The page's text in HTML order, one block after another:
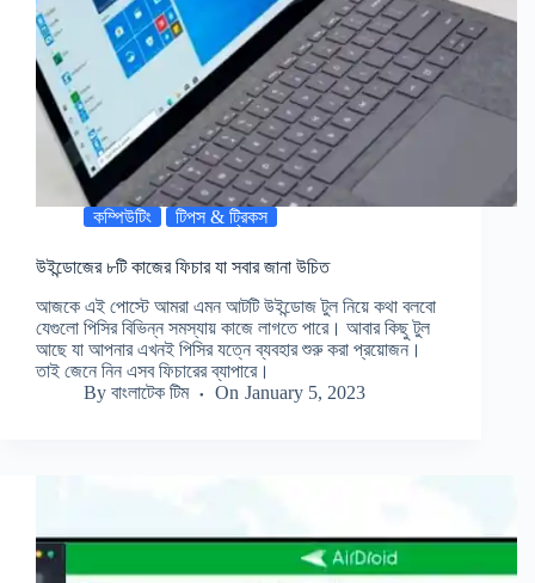
কম্পিউটিং টিপস & ট্রিকস
উইন্ডোজের ৮টি কাজের ফিচার যা সবার জানা উচিত
আজকে এই পোস্টে আমরা এমন আটটি উইন্ডোজ টুল নিয়ে কথা বলবো
যেগুলো পিসির বিভিন্ন সমস্যায় কাজে লাগতে পারে। আবার কিছু টুল
আছে যা আপনার এখনই পিসির যত্নে ব্যবহার শুরু করা প্রয়োজন।
তাই জেনে নিন এসব ফিচারের ব্যাপারে।
By বাংলাটেক টিম On January 5, 2023